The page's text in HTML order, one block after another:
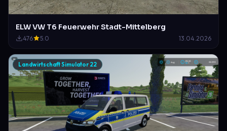
ELW VW T6 Feuerwehr Stadt-Mittelberg
476 5.0 13.04.2026
Landwirtschaft Simulator 22